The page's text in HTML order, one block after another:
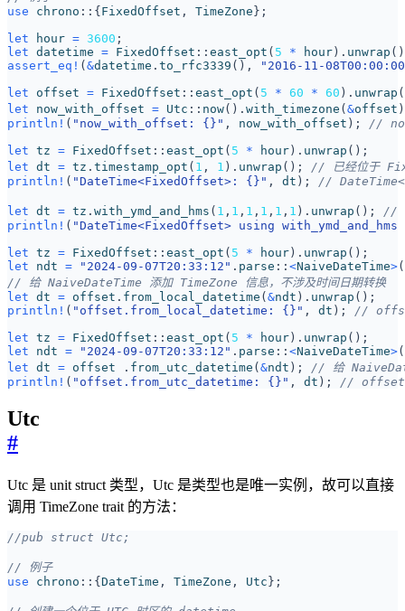
use
chrono :: {FixedOffset , TimeZone};
let
hour = 3600 ;
let datetime = FixedOffset :: east_opt ( 5 * hour). unwrap
assert_eq! (&datetime . to_rfc3339 (),
"2016-11-
let
offset = FixedOffset :: east_opt ( 5 * 60 * 60 ). unwrap
let
now_with_offset = Utc :: now(). with_timezone (&offset
println! ( "now_with_offset: {} " , now_with_offset );
let tz = FixedOffset :: east_opt ( 5 * hour). unwrap ();
let dt = tz . timestamp_opt ( 1 , 1 ). unwrap ();
println! ( "DateTime<FixedOffset>: {} " , dt );
let dt = tz . with_ymd_and_hms ( 1 , 1 , 1 , 1 , 1 , 1 ). unwrap ();
println! ( "DateTime<FixedOffset> using with_ymd_and_hms
let tz = FixedOffset :: east_opt ( 5 * hour). unwrap ();
let
ndt = "2024-09-07T20:33:12" . parse :: <NaiveDateTime>
let dt = offset . from_local_datetime (&ndt ). unwrap ();
println! ( "offset.from_local_datetime: {} " , dt );
let tz = FixedOffset :: east_opt ( 5 * hour). unwrap ();
let
ndt = "2024-09-07T20:33:12" . parse :: <NaiveDateTime>
let dt = offset . from_utc_datetime (&ndt );
println! ( "offset.from_utc_datetime: {} " , dt );
Utc
#
Utc 是 unit struct 类型，Utc 是类型也是唯一实例，故可以直接
调用 TimeZone trait 的方法：
use
chrono :: { DateTime , TimeZone , Utc };